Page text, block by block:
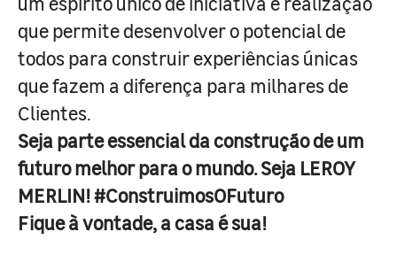
que permite desenvolver o potencial de
todos para construir experiências únicas
que fazem a diferença para milhares de
Clientes.
Seja parte essencial da construção de um
futuro melhor para o mundo. Seja LEROY
MERLIN! #ConstruimosOFuturo
Fique à vontade, a casa é sua!